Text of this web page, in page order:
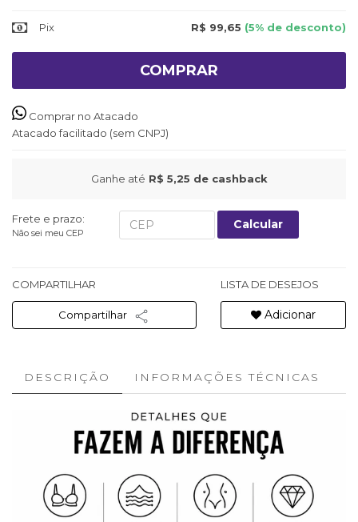
Pix R$ 99,65 (5% de desconto)
COMPRAR
Comprar no Atacado
Atacado facilitado (sem CNPJ)
Ganhe até R$ 5,25 de cashback
Frete e prazo:
Não sei meu CEP
Calcular
COMPARTILHAR
Compartilhar
LISTA DE DESEJOS
Adicionar
DESCRIÇÃO INFORMAÇÕES TÉCNICAS